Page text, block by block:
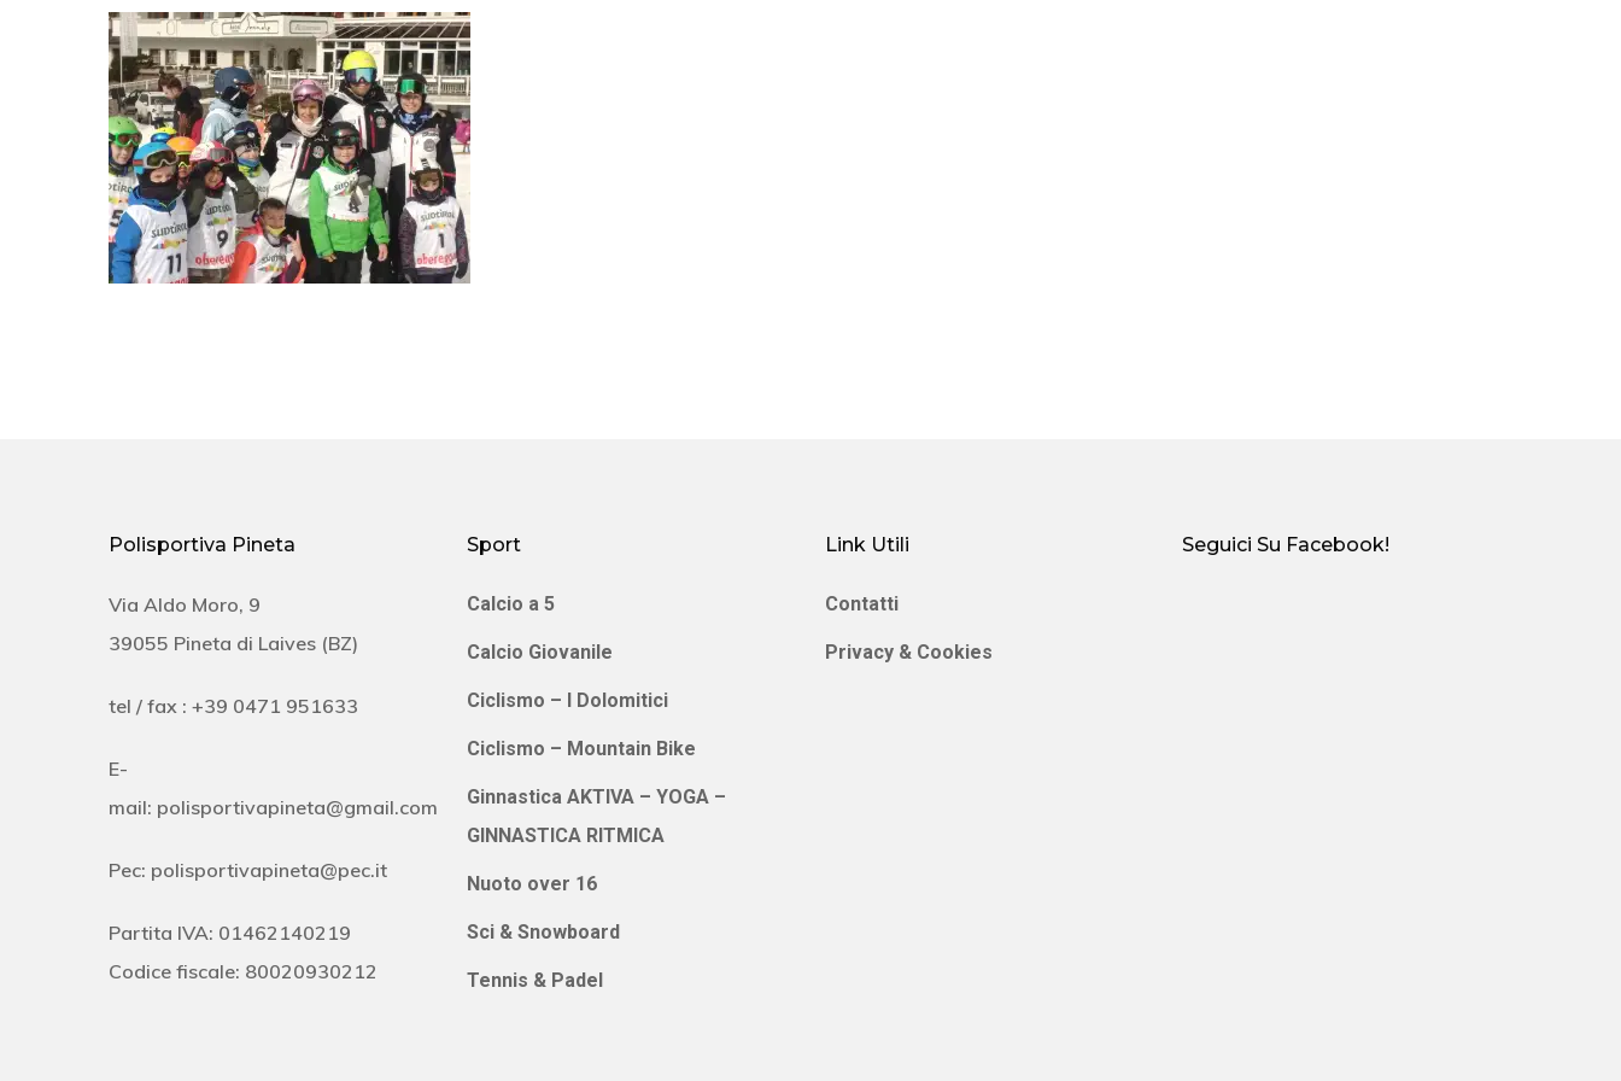
Polisportiva Pineta
Via Aldo Moro, 9
39055 Pineta di Laives (BZ)
tel / fax : +39 0471 951633
E-
mail: polisportivapineta@gmail.com
Pec: polisportivapineta@pec.it
Partita IVA: 01462140219
Codice fiscale: 80020930212
Sport
Calcio a 5
Calcio Giovanile
Ciclismo – I Dolomitici
Ciclismo – Mountain Bike
Ginnastica AKTIVA – YOGA –
GINNASTICA RITMICA
Nuoto over 16
Sci & Snowboard
Tennis & Padel
Link Utili
Contatti
Privacy & Cookies
Seguici Su Facebook!